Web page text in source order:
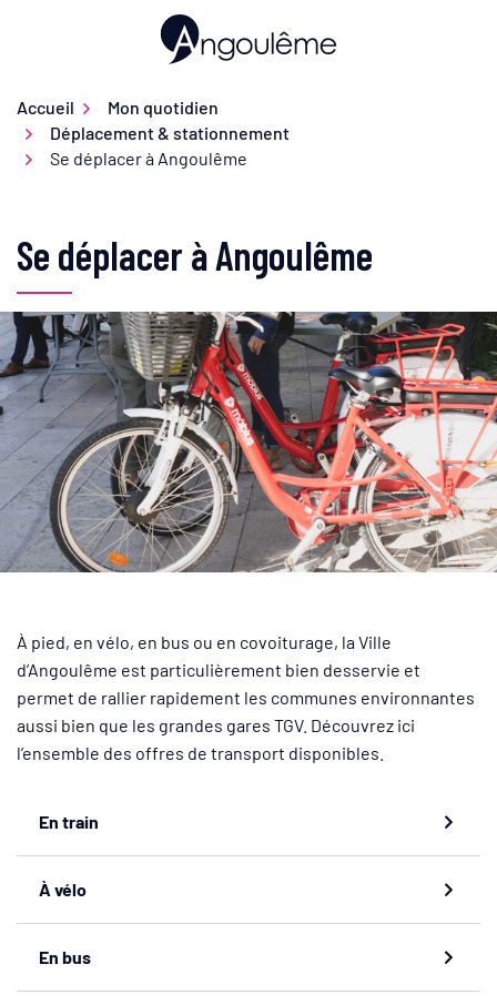
Ville d'Angoulême
Accueil
Mon quotidien
Déplacement & stationnement
Se déplacer à Angoulême
Se déplacer à Angoulême
À pied, en vélo, en bus ou en covoiturage, la Ville
d’Angoulême est particulièrement bien desservie et
permet de rallier rapidement les communes environnantes
aussi bien que les grandes gares TGV. Découvrez ici
l’ensemble des offres de transport disponibles.
En train
À vélo
En bus